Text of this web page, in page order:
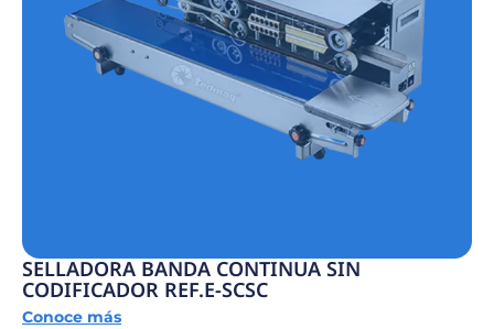
SELLADORA BANDA CONTINUA SIN
CODIFICADOR REF.E-SCSC
Conoce más